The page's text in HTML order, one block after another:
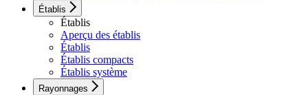
Établis
Établis
Aperçu des établis
Établis
Établis compacts
Établis système
Rayonnages